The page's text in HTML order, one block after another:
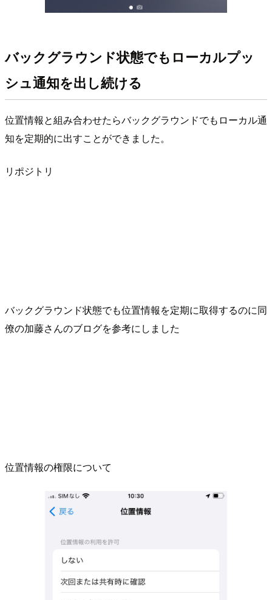
バックグラウンド状態でもローカルプッ
シュ通知を出し続ける
位置情報と組み合わせたらバックグラウンドでもローカル通
知を定期的に出すことができました。
リポジトリ
バックグラウンド状態でも位置情報を定期に取得するのに同
僚の加藤さんのブログを参考にしました
位置情報の権限について